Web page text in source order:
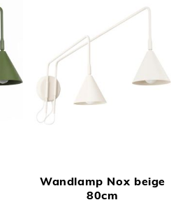
Wandlamp Nox beige
80cm